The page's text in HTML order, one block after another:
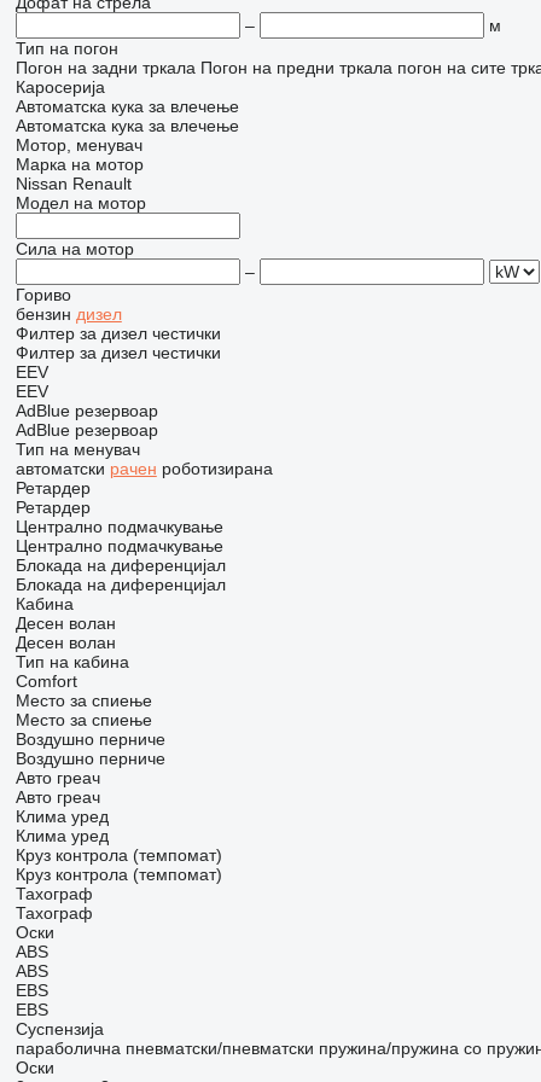
–
м
Тип на погон
Погон на задни тркала Погон на предни тркала погон на сите
Каросерија
Автоматска кука за влечење
Автоматска кука за влечење
Мотор, менувач
Марка на мотор
Nissan Renault
Модел на мотор
Сила на мотор
–
Гориво
бензин дизел
Филтер за дизел честички
Филтер за дизел честички
EEV
EEV
AdBlue резервоар
AdBlue резервоар
Тип на менувач
автоматски рачен роботизирана
Ретардер
Ретардер
Централно подмачкување
Централно подмачкување
Блокада на диференцијал
Блокада на диференцијал
Кабина
Десен волан
Десен волан
Тип на кабина
Comfort
Место за спиење
Место за спиење
Воздушно перниче
Воздушно перниче
Авто греач
Авто греач
Клима уред
Клима уред
Круз контрола (темпомат)
Круз контрола (темпомат)
Тахограф
Тахограф
Оски
ABS
ABS
EBS
EBS
Суспензија
параболична пневматски/пневматски пружина/пружина со
Оски